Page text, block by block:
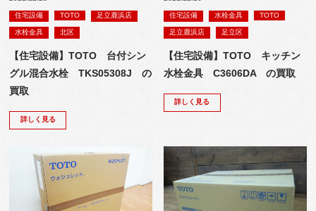
住宅設備 TOTO 足立鹿浜店
水栓金具 北区
【住宅設備】TOTO 台付シン
グル混合水栓 TKS05308J の
買取
詳しく見る
住宅設備 水栓金具 TOTO
足立鹿浜店 足立区
【住宅設備】TOTO キッチン
水栓金具 C3606DA の買取
詳しく見る